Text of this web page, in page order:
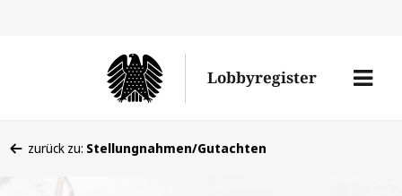
Lobbyregister
Menü
befinden
zurück zu: Stellungnahmen/Gutachten